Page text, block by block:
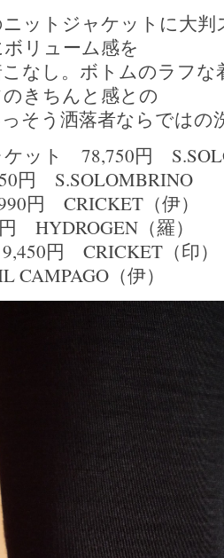
ットジャケットに大
リューム感を
なし。ボトムのラフな
きちんと感との
そう洒落者ならではの
ケット 78,750円
円 S.SOLOMBRINO
円
HYDROGEN（羅）
9,450円
（伊）